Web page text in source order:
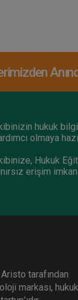
hukuk
olmaya
Hukuk
erişim
tarafından
markası, hukuk